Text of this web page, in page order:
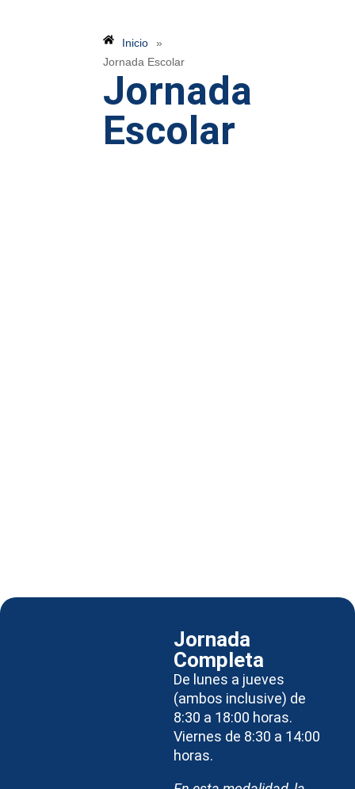
Inicio
»
Jornada Escolar
Jornada
Escolar
Jornada
Completa
De lunes a jueves
(ambos inclusive) de
8:30 a 18:00 horas.
Viernes de 8:30 a 14:00
horas.